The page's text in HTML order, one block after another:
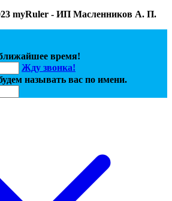
myRuler - ИП Масленников А. П.
время!
Жду звонка!
называть вас по имени.